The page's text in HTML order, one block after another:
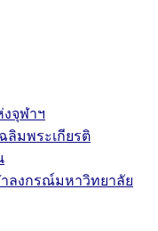
จุฬาฯ
ลิมพระเกียรติ
ลงกรณ์มหาวิทยาลัย